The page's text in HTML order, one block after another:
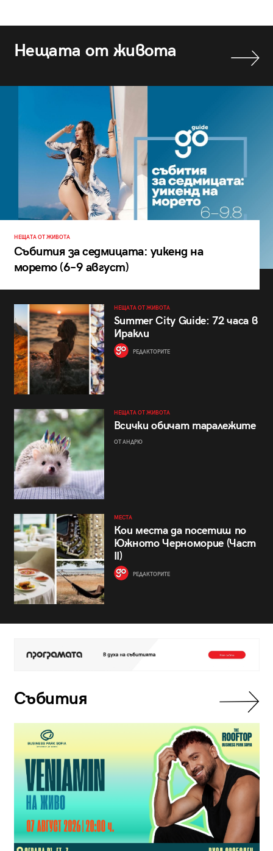
Нещата от живота
НЕЩАТА ОТ ЖИВОТА
Събития за седмицата: уикенд на
морето (6–9 август)
НЕЩАТА ОТ ЖИВОТА
Summer City Guide: 72 часа в
Иракли
РЕДАКТОРИТЕ
НЕЩАТА ОТ ЖИВОТА
Всички обичат таралежите
ОТ АНДРЮ
МЕСТА
Кои места да посетиш по
Южното Черноморие (Част
II)
РЕДАКТОРИТЕ
Събития